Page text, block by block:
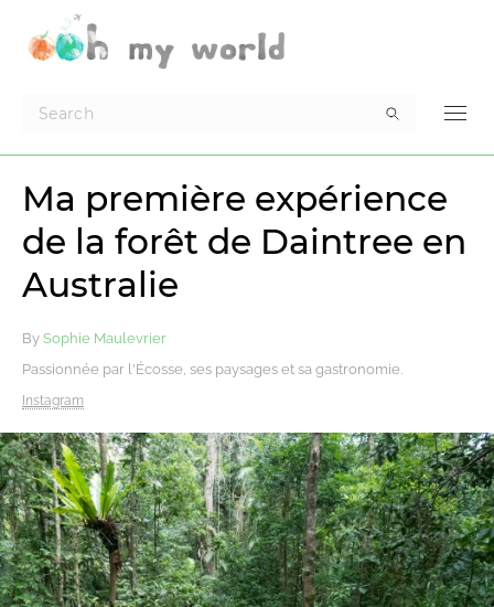
Ma première expérience
de la forêt de Daintree en
Australie
By Sophie Maulevrier
Passionnée par l'Écosse, ses paysages et sa gastronomie.
Instagram